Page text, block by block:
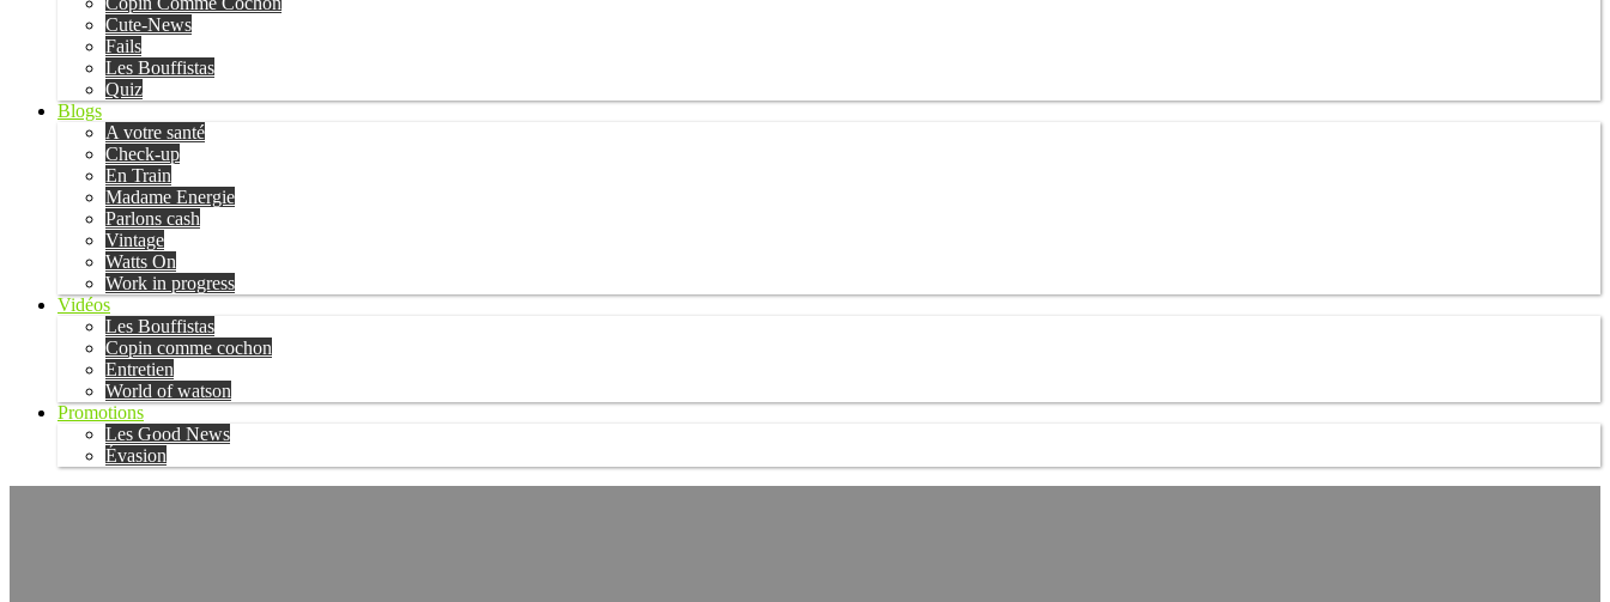
Cute-News
Fails
Les Bouffistas
Quiz
Blogs
A votre santé
Check-up
En Train
Madame Energie
Parlons cash
Vintage
Watts On
Work in progress
Vidéos
Les Bouffistas
Copin comme cochon
Entretien
World of watson
Promotions
Les Good News
Évasion